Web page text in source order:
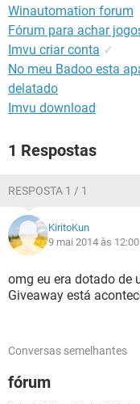
Winautomation forum
Fórum para achar
Imvu criar conta ✓
No meu Badoo esta
delatado
Imvu download
1 Respostas
RESPOSTA 1 / 1
KiritoKun
9 mai 2014 às 12:00
omg eu era dotado de
Giveaway está
Conversas semelhantes
fórum